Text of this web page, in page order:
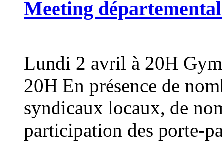
Meeting
Lundi 2 avril à 20H
20H En présence de
syndicaux locaux, de
participation des porte-